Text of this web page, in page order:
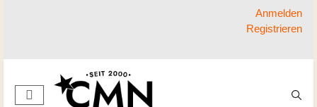
Anmelden
Registrieren